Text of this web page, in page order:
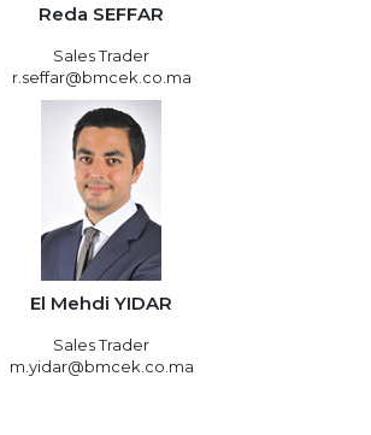
Reda SEFFAR
Sales Trader
r.seffar@bmcek.co.ma
El Mehdi YIDAR
Sales Trader
m.yidar@bmcek.co.ma